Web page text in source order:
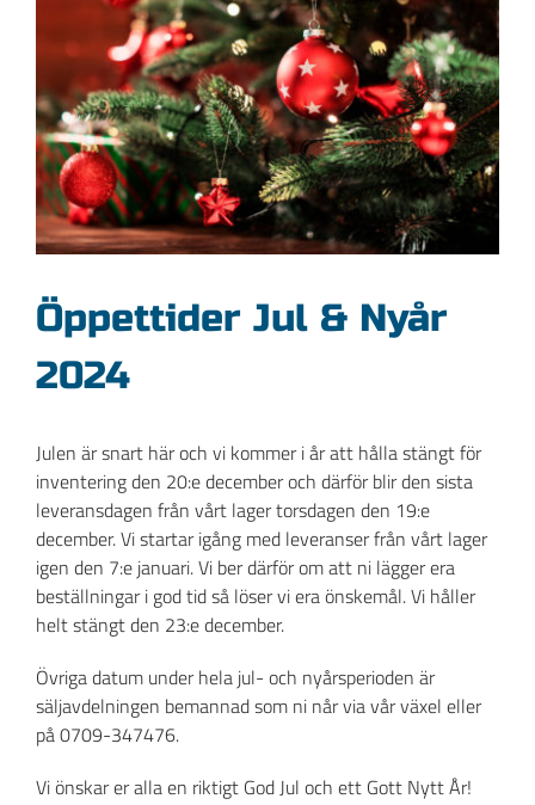
Öppettider Jul & Nyår
2024
Julen är snart här och vi kommer i år att hålla stängt för
inventering den 20:e december och därför blir den sista
leveransdagen från vårt lager torsdagen den 19:e
december. Vi startar igång med leveranser från vårt lager
igen den 7:e januari. Vi ber därför om att ni lägger era
beställningar i god tid så löser vi era önskemål. Vi håller
helt stängt den 23:e december.
Övriga datum under hela jul- och nyårsperioden är
säljavdelningen bemannad som ni når via vår växel eller
på 0709-347476.
Vi önskar er alla en riktigt God Jul och ett Gott Nytt År!